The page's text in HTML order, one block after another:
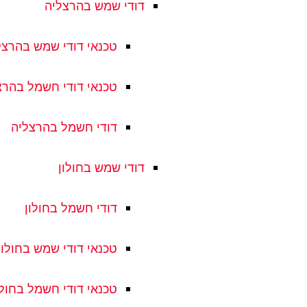
דודי שמש בהרצליה
טכנאי דודי שמש
טכנאי דודי חשמל
דודי חשמל בהרצליה
דודי שמש בחולון
דודי חשמל בחולון
טכנאי דודי שמש
טכנאי דודי חשמל